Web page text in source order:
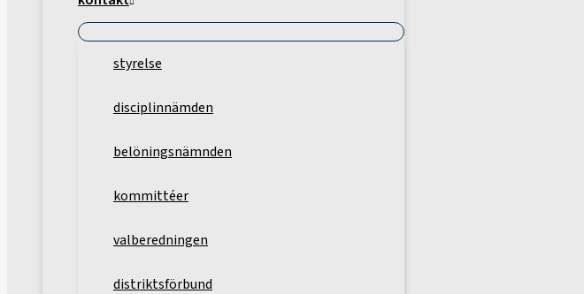
styrelse
disciplinnämden
belöningsnämnden
kommittéer
valberedningen
distriktsförbund